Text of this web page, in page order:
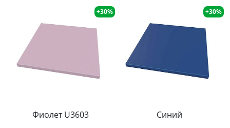
+30%
Фиолет U3603
+30%
Синий